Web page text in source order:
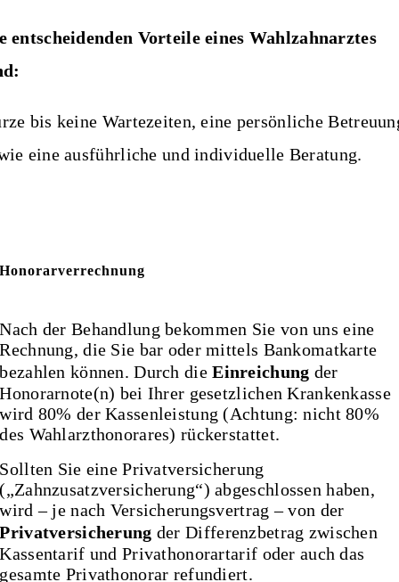
entscheidenden Vorteile eines Wahlzahnarztes
bis keine Wartezeiten, eine persönliche
eine ausführliche und individuelle Beratung.
Honorarverrechnung
Nach der Behandlung bekommen Sie von uns eine
Rechnung, die Sie bar oder mittels Bankomatkarte
bezahlen können. Durch dieEinreichung der
Honorarnote(n) bei Ihrer gesetzlichen Krankenkasse
wird 80% der Kassenleistung (Achtung: nicht 80%
des Wahlarzthonorares) rückerstattet.
Sollten Sie eine Privatversicherung
(„Zahnzusatzversicherung“) abgeschlossen haben,
wird – je nach Versicherungsvertrag – von der
Privatversicherung der Differenzbetrag zwischen
Kassentarif und Privathonorartarif oder auch das
gesamte Privathonorar refundiert.